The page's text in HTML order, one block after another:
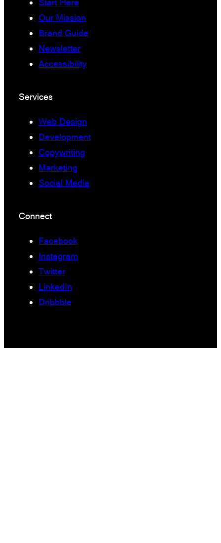
Our Mission
Brand Guide
Newsletter
Accessibility
Services
Web Design
Development
Copywriting
Marketing
Social Media
Connect
Facebook
Instagram
Twitter
LinkedIn
Dribbble